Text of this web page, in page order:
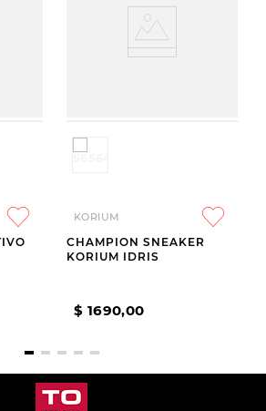
KORIUM
CHAMPION SNEAKER
KORIUM IDRIS
$ 1690,00